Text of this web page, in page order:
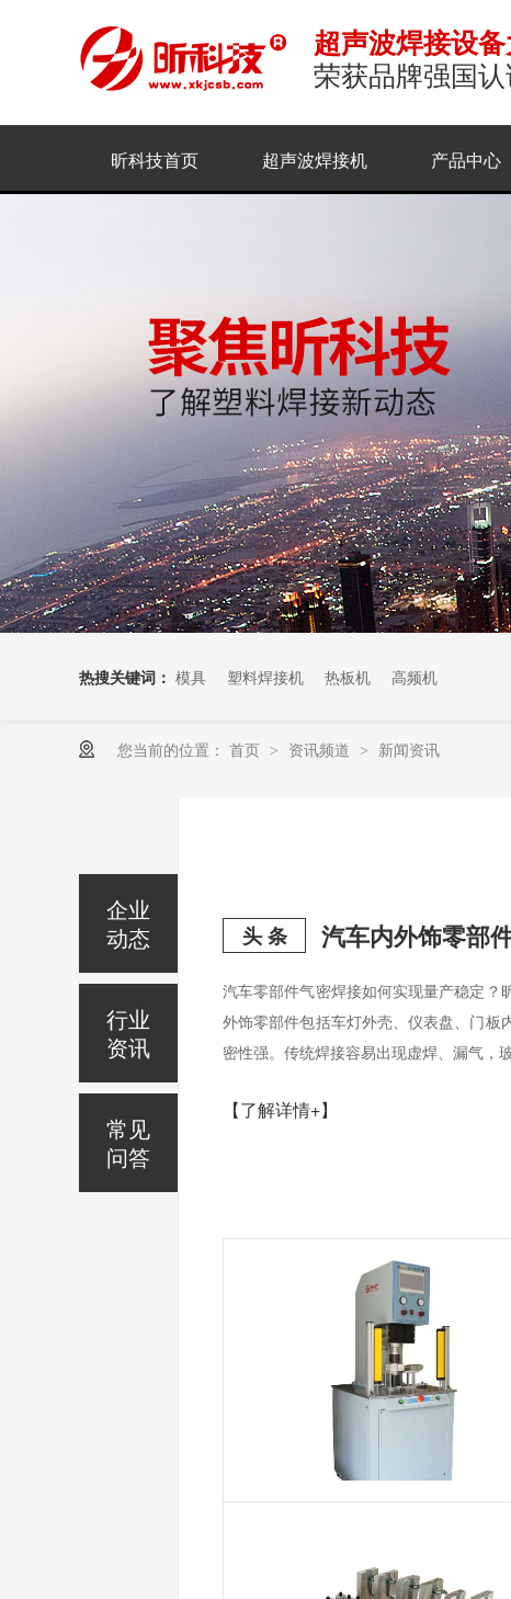
超声波焊接设
荣获品牌强国认
昕科技首页 超声波焊接机 产品中心
热搜关键词： 模具 塑料焊接机 热板机 高频机
您当前的位置： 首页 > 资讯频道 > 新闻资讯
头 条
汽车零部件气密焊接如何实现量产稳定？
外饰零部件包括车灯外壳、仪表盘、门板
密性强。传统焊接容易出现虚焊、漏气，
【了解详情+】
企业
动态
行业
资讯
常见
问答